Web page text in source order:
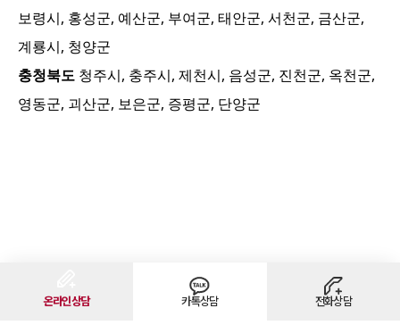
온라인상담 카톡상담 전화상담
보령시, 홍성군, 예산군, 부여군, 태안군, 서천군, 금산군,
계룡시, 청양군
충청북도 청주시, 충주시, 제천시, 음성군, 진천군, 옥천군,
영동군, 괴산군, 보은군, 증평군, 단양군